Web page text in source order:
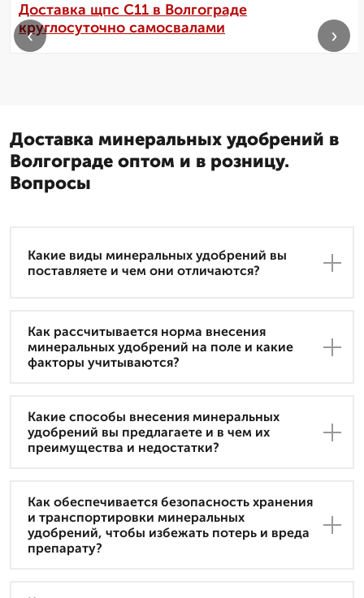
Доставка щпс С11 в Волгограде
круглосуточно самосвалами
‹ ›
Доставка минеральных удобрений в
Волгограде оптом и в розницу.
Вопросы
Какие виды минеральных удобрений вы
поставляете и чем они отличаются?
Как рассчитывается норма внесения
минеральных удобрений на поле и какие
факторы учитываются?
Какие способы внесения минеральных
удобрений вы предлагаете и в чем их
преимущества и недостатки?
Как обеспечивается безопасность хранения
и транспортировки минеральных
удобрений, чтобы избежать потерь и вреда
препарату?